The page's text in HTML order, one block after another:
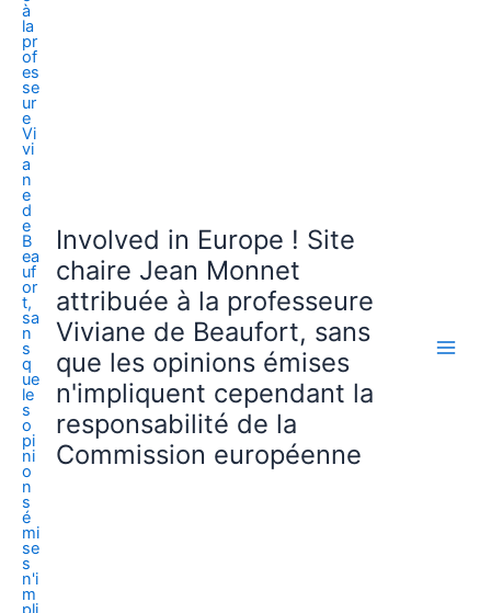
Involved in Europe ! Site
chaire Jean Monnet
attribuée à la professeure
Viviane de Beaufort, sans
que les opinions émises
n'impliquent cependant la
responsabilité de la
Commission européenne